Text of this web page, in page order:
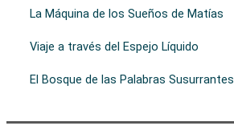
La Máquina de los Sueños de Matías
Viaje a través del Espejo Líquido
El Bosque de las Palabras Susurrantes